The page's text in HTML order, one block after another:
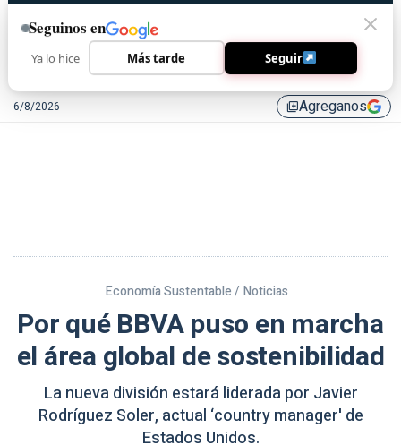
6/8/2026 library_addAgreganos
Economía Sustentable / Noticias
Por qué BBVA puso en marcha
el área global de sostenibilidad
La nueva división estará liderada por Javier
Rodríguez Soler, actual ‘country manager' de
Estados Unidos.
Seguinos en
Ya lo hice Más tarde Seguir